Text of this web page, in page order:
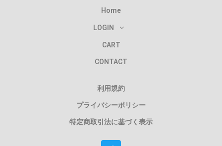
Home
LOGIN
CART
CONTACT
利用規約
プライバシーポリシー
特定商取引法に基づく表示